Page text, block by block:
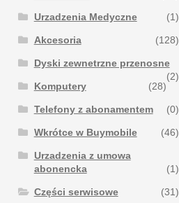
Urzadzenia Medyczne (1)
Akcesoria (128)
Dyski zewnetrzne przenosne
(2)
Komputery
(28)
Telefony z abonamentem (0)
Wkrótce w Buymobile (46)
Urzadzenia z umowa
abonencka
(1)
Części serwisowe (31)